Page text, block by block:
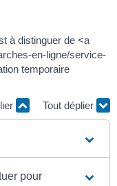
à distinguer de <a
en-ligne/service-
temporaire
Tout déplier
pour